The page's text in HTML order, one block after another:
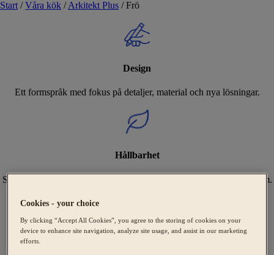
Start / Våra kök / Arkitekt Plus / Frö
Design
Ett formspråk med fokus på detaljer, material och nya lösningar.
Hållbarhet
Sveriges bredaste utbud av Svanenmärkta kök, tillverkade i Tidaholm.
Cookies - your choice
By clicking “Accept All Cookies”, you agree to the storing of cookies on your
device to enhance site navigation, analyze site usage, and assist in our marketing
efforts.